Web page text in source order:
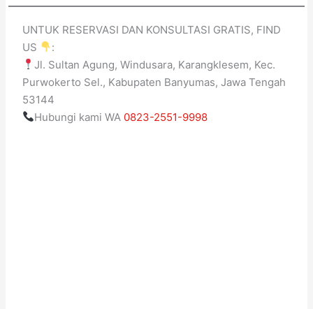
UNTUK RESERVASI DAN KONSULTASI GRATIS, FIND
US
:
Jl. Sultan Agung, Windusara, Karangklesem, Kec.
Purwokerto Sel., Kabupaten Banyumas, Jawa Tengah
53144
Hubungi kami WA 0823-2551-9998